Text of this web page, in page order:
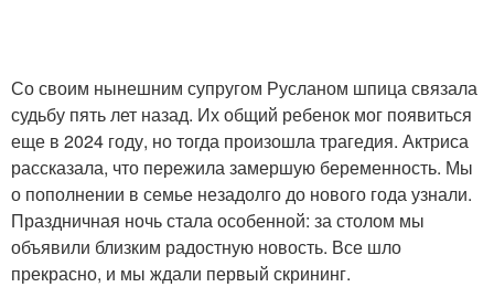
Со своим нынешним супругом Русланом шпица связала
судьбу пять лет назад. Их общий ребенок мог появиться
еще в 2024 году, но тогда произошла трагедия. Актриса
рассказала, что пережила замершую беременность. Мы
о пополнении в семье незадолго до нового года узнали.
Праздничная ночь стала особенной: за столом мы
объявили близким радостную новость. Все шло
прекрасно, и мы ждали первый скрининг.